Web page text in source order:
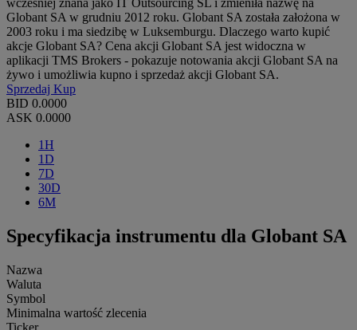
Globant SA w grudniu 2012 roku. Globant SA została założona w
2003 roku i ma siedzibę w Luksemburgu. Dlaczego warto kupić
akcje Globant SA? Cena akcji Globant SA jest widoczna w
aplikacji TMS Brokers - pokazuje notowania akcji Globant SA na
żywo i umożliwia kupno i sprzedaż akcji Globant SA.
Sprzedaj Kup
BID 0.0000
ASK 0.0000
1H
1D
7D
30D
6M
Specyfikacja instrumentu dla Globant SA
Nazwa
Waluta
Symbol
Minimalna wartość zlecenia
Ticker